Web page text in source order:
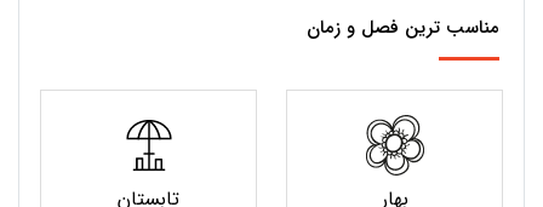
مناسب ترین فصل و زمان
بهار تابستان